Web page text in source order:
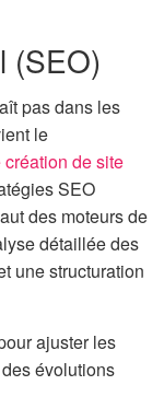
(SEO)
pas dans les
le
de site
SEO
des moteurs de
détaillée des
une structuration
ajuster les
évolutions